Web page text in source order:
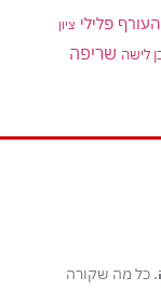
פלילי ציון
לישה שריפה
. כל מה שקורה